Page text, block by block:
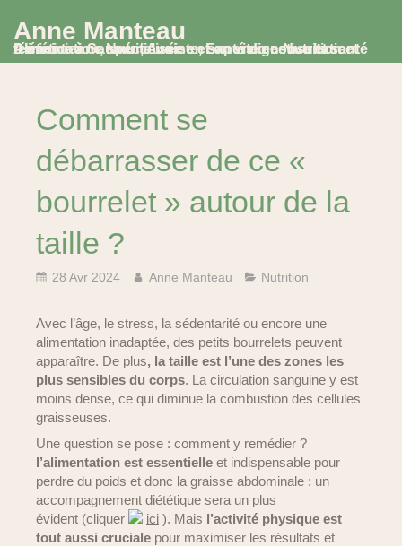
Anne Manteau
Diététicienne Nutritionniste, Experte en Nutrition et Alimentation, spécialisée en santé digestive et santé féminine à Saumur, Avoine et en visio consultation
Comment se
débarrasser de ce «
bourrelet » autour de la
taille ?
28 Avr 2024 Anne Manteau Nutrition
Avec l’âge, le stress, la sédentarité ou encore une
alimentation inadaptée, des petits bourrelets peuvent
apparaître. De plus, la taille est l’une des zones les
plus sensibles du corps. La circulation sanguine y est
moins dense, ce qui diminue la combustion des cellules
graisseuses.
Une question se pose : comment y remédier ?
l’alimentation est essentielle et indispensable pour
perdre du poids et donc la graisse abdominale : un
accompagnement diététique sera un plus
évident (cliquer
ici ). Mais l’activité physique est
tout aussi cruciale pour maximiser les résultats et